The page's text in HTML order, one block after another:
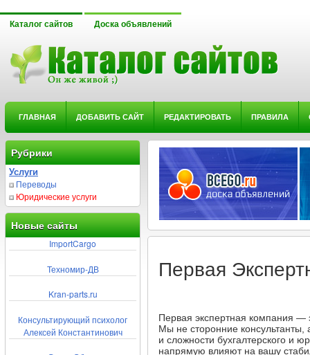
Каталог сайтов Доска объявлений
ГЛАВНАЯ ДОБАВИТЬ САЙТ РЕДАКТИРОВАТЬ ПРАВИЛА
Рубрики
Услуги
Переводы
Юридические услуги
Новые сайты
ImportCargo
Техномир-ДВ
Kran-parts.ru
Консультирующий психолог
Алексей Константинович
Первая
Первая экспертная компания —
Мы не сторонние
и сложности бухгалтерского и
напрямую влияют на вашу